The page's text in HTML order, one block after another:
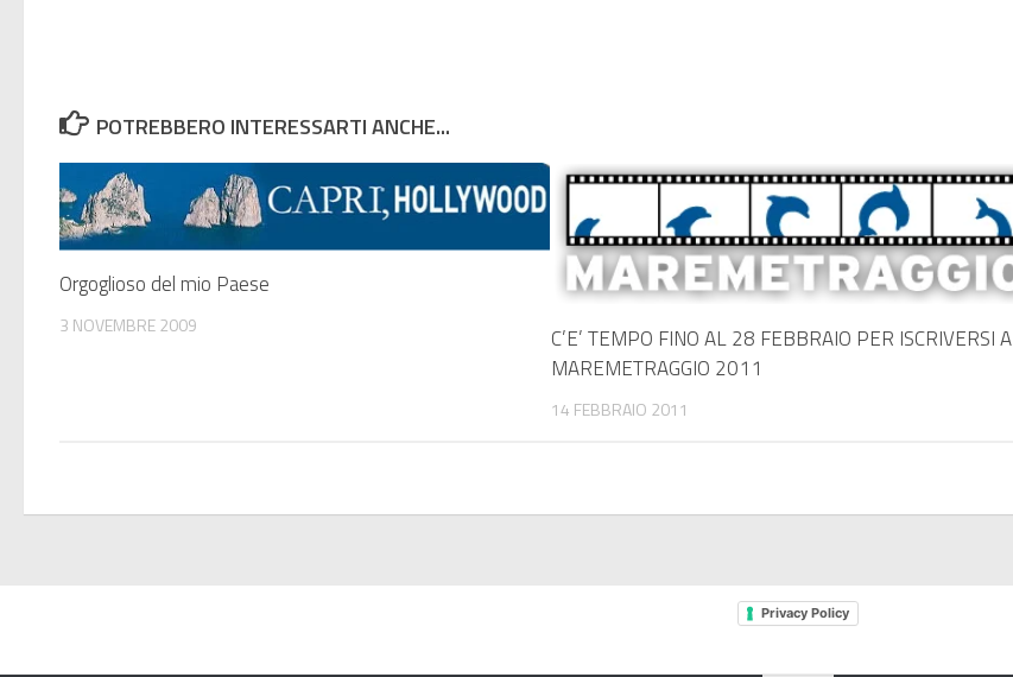
POTREBBERO INTERESSARTI ANCHE...
Orgoglioso del mio Paese
3 NOVEMBRE 2009
C’E’ TEMPO FINO AL 28 FEBBRAIO PER ISCRIVERSI A
MAREMETRAGGIO 2011
14 FEBBRAIO 2011
Privacy Policy